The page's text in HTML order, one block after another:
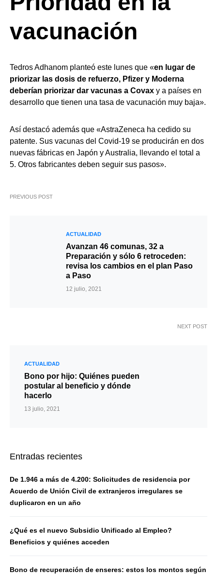
vacunación
Tedros Adhanom planteó este lunes que «en lugar de
priorizar las dosis de refuerzo, Pfizer y Moderna
deberían priorizar dar vacunas a Covax y a países en
desarrollo que tienen una tasa de vacunación muy baja».
Así destacó además que «AstraZeneca ha cedido su
patente. Sus vacunas del Covid-19 se producirán en dos
nuevas fábricas en Japón y Australia, llevando el total a
5. Otros fabricantes deben seguir sus pasos».
PREVIOUS POST
ACTUALIDAD
Avanzan 46 comunas, 32 a
Preparación y sólo 6 retroceden:
revisa los cambios en el plan Paso
a Paso
12 julio, 2021
NEXT POST
ACTUALIDAD
Bono por hijo: Quiénes pueden
postular al beneficio y dónde
hacerlo
13 julio, 2021
Entradas recientes
De 1.946 a más de 4.200: Solicitudes de residencia por
Acuerdo de Unión Civil de extranjeros irregulares se
duplicaron en un año
¿Qué es el nuevo Subsidio Unificado al Empleo?
Beneficios y quiénes acceden
Bono de recuperación de enseres: estos los montos según